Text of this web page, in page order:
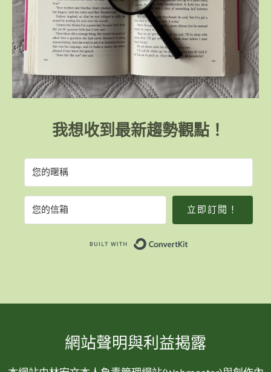
我想收到最新趨勢觀點！
立即訂閱！
網站聲明與利益揭露